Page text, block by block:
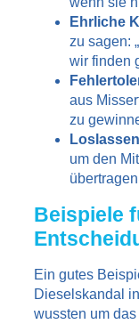
Ehrliche
zu sagen:
wir finden
aus
zu
um den
Beispiele
Ein gutes
Dieselskandal
wussten um